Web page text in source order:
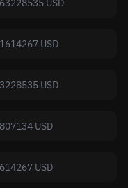
USD
USD
USD
USD
USD